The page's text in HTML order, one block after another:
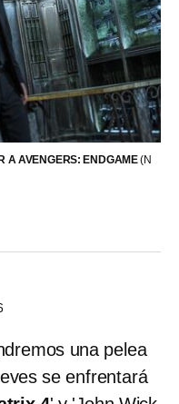
A AVENGERS: ENDGAME(N
una pelea
se enfrentará